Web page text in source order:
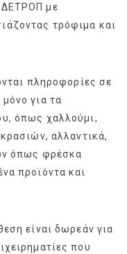
ΔΕΤΡΟΠ με
τρόφιμα και
πληροφορίες σε
για τα
όπως χαλλούμι,
αλλαντικά,
όπως φρέσκα
προϊόντα και
είναι δωρεάν για
που